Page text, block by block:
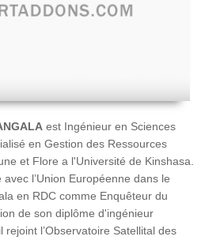
est Ingénieur en Sciences
en Gestion des Ressources
et Flore a l'Université de Kinshasa.
l’Union Européenne dans le
en RDC comme Enquêteur du
de son diplôme d'ingénieur
rejoint l’Observatoire Satellital des